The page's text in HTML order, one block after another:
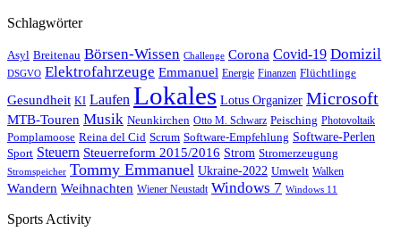
Schlagwörter
Asyl Breitenau Börsen-Wissen Challenge Corona Covid-19 Domizil
DSGVO Elektrofahrzeuge Emmanuel Energie Finanzen Flüchtlinge
Gesundheit KI Laufen Lokales Lotus Organizer Microsoft
MTB-Touren Musik Neunkirchen Otto M. Schwarz Peisching Photovoltaik
Pomplamoose Reina del Cid Scrum Software-Empfehlung Software-Perlen
Sport Steuern Steuerreform 2015/2016 Strom Stromerzeugung
Stromspeicher Tommy Emmanuel Ukraine-2022 Umwelt Walken
Wandern Weihnachten Wiener Neustadt Windows 7 Windows 11
Sports Activity